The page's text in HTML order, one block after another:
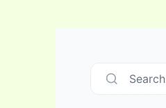
Search